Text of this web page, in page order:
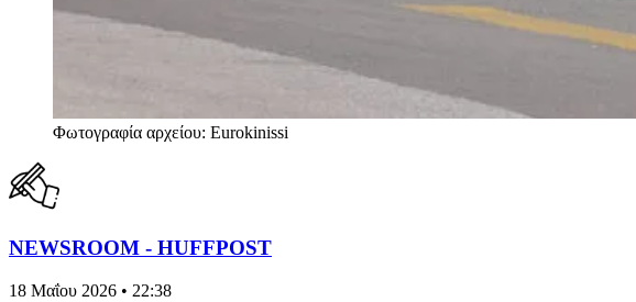
Φωτογραφία αρχείου: Eurokinissi
NEWSROOM - HUFFPOST
18 Μαΐου 2026 • 22:38